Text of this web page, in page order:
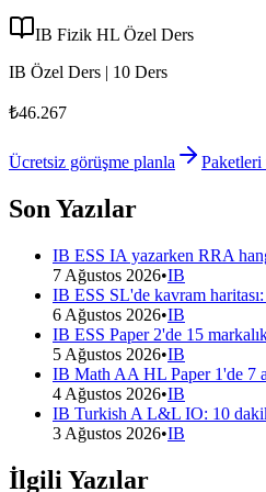
IB Fizik HL Özel Ders
IB Özel Ders | 10 Ders
₺46.267
Ücretsiz görüşme planla Paketleri
Son Yazılar
IB ESS IA yazarken RRA
7 Ağustos 2026•IB
IB ESS SL'de kavram haritası:
6 Ağustos 2026•IB
IB ESS Paper 2'de 15
5 Ağustos 2026•IB
IB Math AA HL Paper 1'de 7
4 Ağustos 2026•IB
IB Turkish A L&L IO: 10
3 Ağustos 2026•IB
İlgili Yazılar